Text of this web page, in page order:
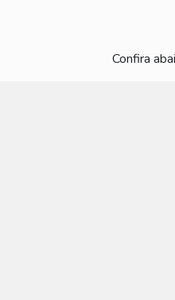
Confira